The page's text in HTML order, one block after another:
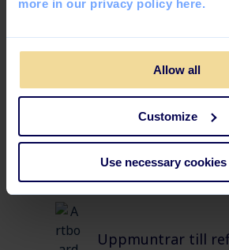
more in our privacy policy here.
Allow all
Customize
Use necessary
Effektiva
för dagens
Denna utbildningsväg är
kunskapsbevaringen och
Uppmuntrar till